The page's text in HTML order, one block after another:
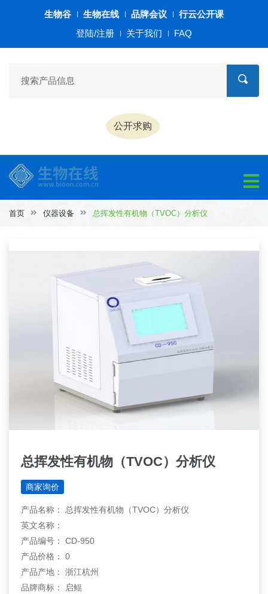
生物谷 生物在线 品牌会议
行云公开课
登陆/注册
关于我们 FAQ
公开求购
首页 仪器设备 总挥发性有机物（TVOC）分析仪
总挥发性有机物（TVOC）分析仪
商家询价
产品名称： 总挥发性有机物（TVOC）分析仪
英文名称：
产品编号： CD-950
产品价格： 0
产品产地： 浙江杭州
品牌商标： 启鲲